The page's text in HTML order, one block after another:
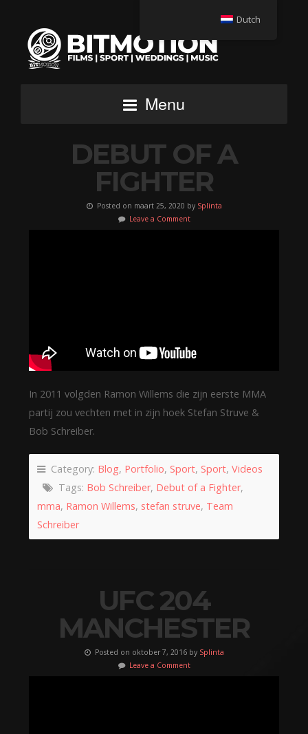
Menu
DEBUT OF A
FIGHTER
Posted on maart 25, 2020 by Splinta
Leave a Comment
In 2011 volgden Ramon Willems die zijn eerste MMA
partij zou vechten met in zijn hoek Stefan Struve &
Bob Schreiber.
Category: Blog, Portfolio, Sport, Sport, Videos
Tags: Bob Schreiber, Debut of a Fighter,
mma, Ramon Willems, stefan struve, Team
Schreiber
UFC 204
MANCHESTER
Posted on oktober 7, 2016 by Splinta
Leave a Comment
Dutch